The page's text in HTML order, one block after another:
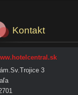
Kontakt
3